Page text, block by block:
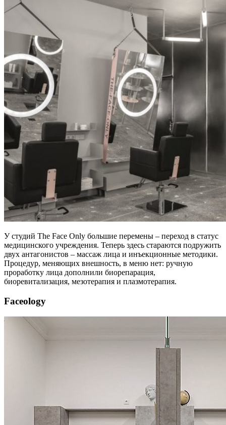
У студий The Face Only большие перемены – переход в статус
медицинского учреждения. Теперь здесь стараются подружить
двух антагонистов – массаж лица и инъекционные методики.
Процедур, меняющих внешность, в меню нет: ручную
проработку лица дополнили биорепарация,
биоревитализация, мезотерапия и плазмотерапия.
Faceology